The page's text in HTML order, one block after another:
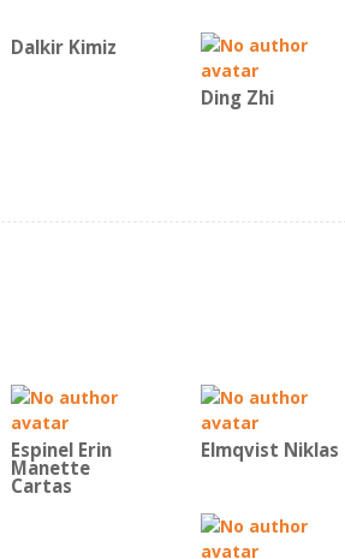
Dalkir Kimiz
Ding Zhi
Espinel Erin
Manette
Cartas
Elmqvist Niklas